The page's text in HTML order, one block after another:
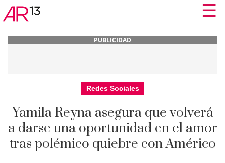
☰
PUBLICIDAD
Redes Sociales
Yamila Reyna asegura que volverá
a darse una oportunidad en el amor
tras polémico quiebre con Américo
☰